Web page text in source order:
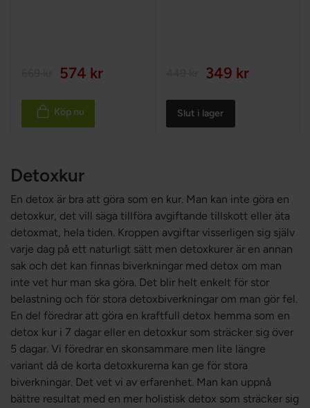
574 kr
Köp nu
349 kr
Slut i lager
Detoxkur
En detox är bra att göra som en kur. Man kan inte göra en
detoxkur, det vill säga tillföra avgiftande tillskott eller äta
detoxmat, hela tiden. Kroppen avgiftar visserligen sig själv
varje dag på ett naturligt sätt men detoxkurer är en annan
sak och det kan finnas biverkningar med detox om man
inte vet hur man ska göra. Det blir helt enkelt för stor
belastning och för stora detoxbiverkningar om man gör fel.
En del föredrar att göra en kraftfull detox hemma som en
detox kur i 7 dagar eller en detoxkur som sträcker sig över
5 dagar. Vi föredrar en skonsammare men lite längre
variant då de korta detoxkurerna kan ge för stora
biverkningar. Det vet vi av erfarenhet. Man kan uppnå
bättre resultat med en mer holistisk detox som sträcker sig